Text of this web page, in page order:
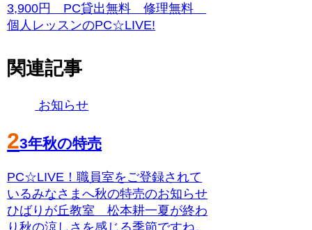
3,900円 PC貸出無料 修理無料
個人レッスンのPC☆LIVE!
関連記事
お知らせ
23年秋の特売
PC☆LIVE！職員室をご登録されて
いるみなさまへ秋の特売のお知らせ
ひばりが丘教室 松本耕一夏が終わ
り秋の涼しさを感じる季節ですね。